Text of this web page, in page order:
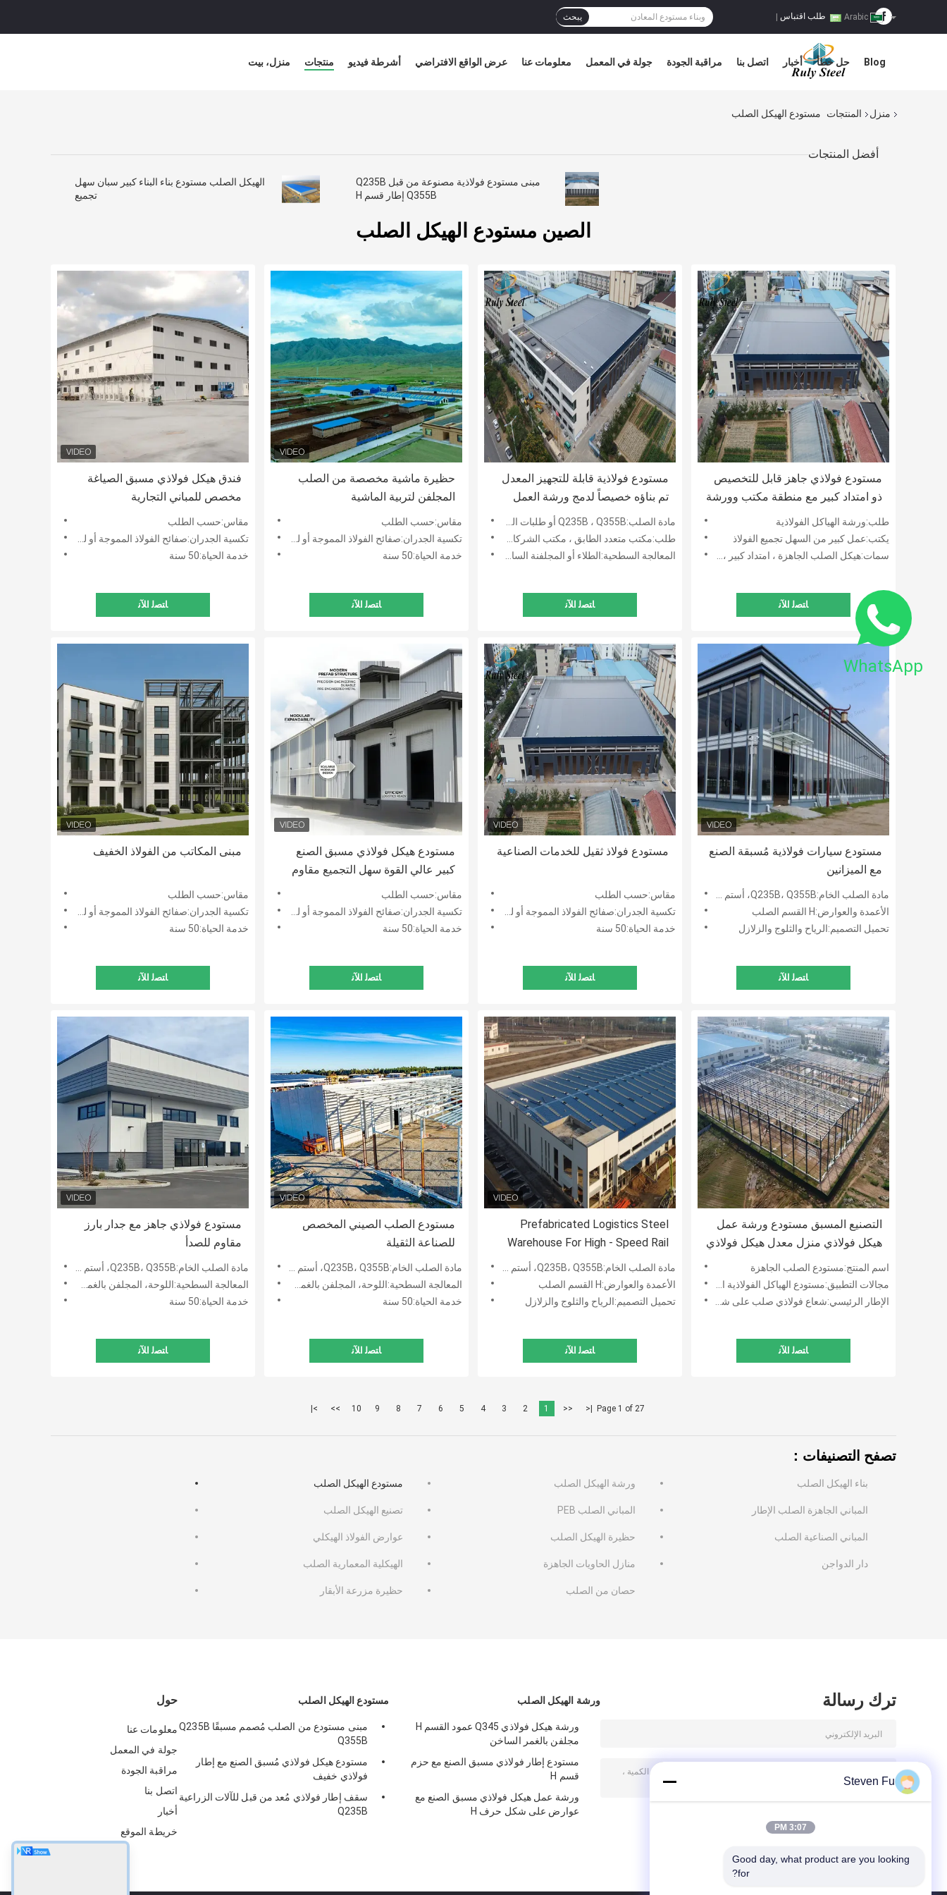
طلب اقتباس يبحث
منزل، بيت منتجات أشرطة فيديو عرض الواقع الافتراضي معلومات عنا جولة في المعمل مراقبة الجودة اتصل بنا أخبار حل خطأ Blog
منزل المنتجات مستودع الهيكل الصلب
أفضل المنتجات
الهيكل الصلب مستودع بناء البناء كبير سبان سهل
تجميع
مبنى مستودع فولاذية مصنوعة من قبل Q235B
Q355B إطار قسم H
الصين مستودع الهيكل الصلب
فندق هيكل فولاذي مسبق الصياغة
مخصص للمباني التجارية
مقاس:حسب الطلب
تكسية الجدران:صفائح الفولاذ المموجة أو لوحة شطيرة
خدمة الحياة:50 سنة
ﺎﺘﺼﻟ ﺍﻶﻧ
حظيرة ماشية مخصصة من الصلب
المجلفن لتربية الماشية
مقاس:حسب الطلب
تكسية الجدران:صفائح الفولاذ المموجة أو لوحة شطيرة
خدمة الحياة:50 سنة
ﺎﺘﺼﻟ ﺍﻶﻧ
مستودع فولاذية قابلة للتجهيز المعدل
تم بناؤه خصيصاً لدمج ورشة العمل
والمكاتب
مادة الصلب:Q235B ، Q355B أو طلبات المشترين ، مثل: ASTM ، BSEN ، DIN ، IPE ، AISI ، JIS
طلب:مكتب متعدد الطابق ، مكتب الشركات ، المباني الإدارية ، الحكومة ، المؤسسة التعليمية
المعالجة السطحية:الطلاء أو المجلفنة الساخنة
ﺎﺘﺼﻟ ﺍﻶﻧ
مستودع فولاذي جاهز قابل للتخصيص
ذو امتداد كبير مع منطقة مكتب وورشة
متكاملة
طلب:ورشة الهياكل الفولاذية
يكتب:عمل كبير من السهل تجميع الفولاذ
سمات:هيكل الصلب الجاهزة ، امتداد كبير ، الميزانين ، رافعة
ﺎﺘﺼﻟ ﺍﻶﻧ
مبنى المكاتب من الفولاذ الخفيف
مقاس:حسب الطلب
تكسية الجدران:صفائح الفولاذ المموجة أو لوحة شطيرة
خدمة الحياة:50 سنة
ﺎﺘﺼﻟ ﺍﻶﻧ
مستودع هيكل فولاذي مسبق الصنع
كبير عالي القوة سهل التجميع مقاوم
للصدأ للخدمات اللوجستية
مقاس:حسب الطلب
تكسية الجدران:صفائح الفولاذ المموجة أو لوحة شطيرة
خدمة الحياة:50 سنة
ﺎﺘﺼﻟ ﺍﻶﻧ
مستودع فولاذ ثقيل للخدمات الصناعية
مقاس:حسب الطلب
تكسية الجدران:صفائح الفولاذ المموجة أو لوحة شطيرة
خدمة الحياة:50 سنة
ﺎﺘﺼﻟ ﺍﻶﻧ
مستودع سيارات فولاذية مُسبقة الصنع
مع الميزانين
مادة الصلب الخام:Q235B، Q355B، أستم A36
الأعمدة والعوارض:H القسم الصلب
تحميل التصميم:الرياح والثلوج والزلازل
ﺎﺘﺼﻟ ﺍﻶﻧ
مستودع فولاذي جاهز مع جدار بارز
مقاوم للصدأ
مادة الصلب الخام:Q235B، Q355B، أستم A36
المعالجة السطحية:اللوحة، المجلفن بالغمس الساخن
خدمة الحياة:50 سنة
ﺎﺘﺼﻟ ﺍﻶﻧ
مستودع الصلب الصيني المخصص
للصناعة الثقيلة
مادة الصلب الخام:Q235B، Q355B، أستم A36
المعالجة السطحية:اللوحة، المجلفن بالغمس الساخن
خدمة الحياة:50 سنة
ﺎﺘﺼﻟ ﺍﻶﻧ
Prefabricated Logistics Steel
Warehouse For High - Speed Rail
Station
مادة الصلب الخام:Q235B، Q355B، أستم A36
الأعمدة والعوارض:H القسم الصلب
تحميل التصميم:الرياح والثلوج والزلازل
ﺎﺘﺼﻟ ﺍﻶﻧ
التصنيع المسبق مستودع ورشة عمل
هيكل فولاذي منزل معدل هيكل فولاذي
المباني ورشة عمل
اسم المنتج:مستودع الصلب الجاهزة
مجالات التطبيق:مستودع الهياكل الفولاذية الجاهزة خفيفة الوزن
الإطار الرئيسي:شعاع فولاذي صلب على شكل H
ﺎﺘﺼﻟ ﺍﻶﻧ
Page 1 of 27
|<
<<
1
2
3
4
5
6
7
8
9
10
>>
>|
تصفح التصنيفات：
مستودع الهيكل الصلب ورشة الهيكل الصلب بناء الهيكل الصلب
تصنيع الهيكل الصلب المباني الصلب PEB المباني الجاهزة الصلب الإطار
عوارض الفولاذ الهيكلي حظيرة الهيكل الصلب المباني الصناعية الصلب
الهيكلية المعمارية الصلب منازل الحاويات الجاهزة دار الدواجن
حظيرة مزرعة الأبقار حصان من الصلب
حول
معلومات عنا
جولة في المعمل
مراقبة الجودة
اتصل بنا
أخبار
خريطة الموقع
مستودع الهيكل الصلب
مبنى مستودع من الصلب مُصمم مسبقًا Q235B
Q355B
مستودع هيكل فولاذي مُسبق الصنع مع إطار
فولاذي خفيف
سقف إطار فولاذي مُعد من قبل للآلات الزراعية
Q235B
ورشة الهيكل الصلب
ورشة هيكل فولاذي Q345 عمود القسم H
مجلفن بالغمر الساخن
مستودع إطار فولاذي مسبق الصنع مع حزم
قسم H
ورشة عمل هيكل فولاذي مسبق الصنع مع
عوارض على شكل حرف H
ترك رسالة
Steven Fu: +86-18661691560
WhatsApp
Steven Fu
3:07 PM
Good day, what product are you looking
for?